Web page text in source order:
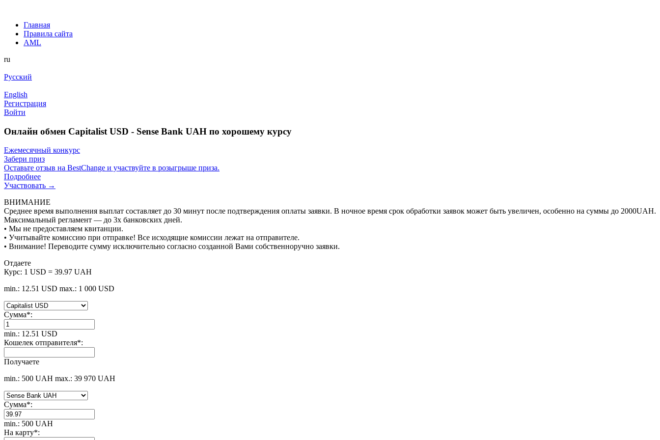
Главная
Правила сайта
AML
ru
Русский
English
Регистрация
Войти
Онлайн обмен Capitalist USD - Sense Bank UAH по хорошему курсу
Ежемесячный конкурс
Забери приз
Оставьте отзыв на BestChange и участвуйте в розыгрыше приза.
Подробнее
Участвовать →
ВНИМАНИЕ
Среднее время выполнения выплат составляет до 30 минут после подтверждения оплаты заявки. В ночное время срок обработки заявок может быть увеличен, особенно на суммы до 2000UAH.
Максимальный регламент — до 3х банковских дней.
• Мы не предоставляем квитанции.
• Учитывайте комиссию при отправке! Все исходящие комиссии лежат на отправителе.
• Внимание! Переводите сумму исключительно согласно созданной Вами собственноручно заявки.
Отдаете
Курс: 1 USD = 39.97 UAH
min.: 12.51 USD max.: 1 000 USD
Сумма*:
min.: 12.51 USD
Кошелек отправителя*:
Получаете
min.: 500 UAH max.: 39 970 UAH
Сумма*:
min.: 500 UAH
На карту*: